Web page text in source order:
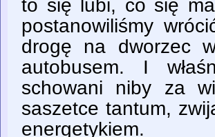
to się lubi, co się
postanowiliśmy
drogę na dworzec
autobusem. I
schowani niby za
saszetce tantum,